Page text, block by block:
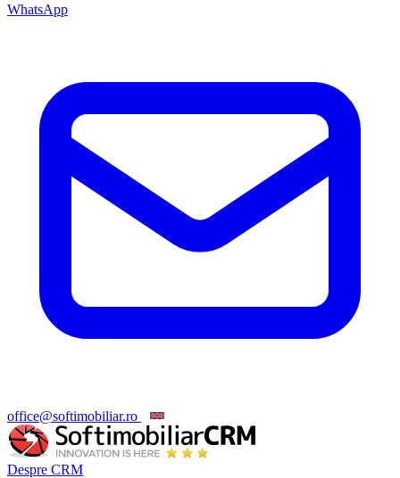
WhatsApp
office@softimobiliar.ro
Despre CRM